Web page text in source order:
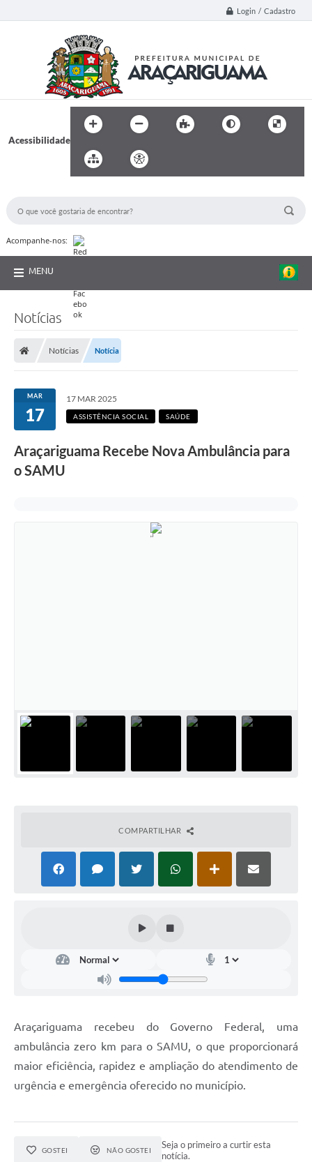
Login / Cadastro
Acessibilidade
Acompanhe-nos:
MENU
Notícias
Notícias Notícia
MAR
17
17 MAR 2025
ASSISTÊNCIA SOCIAL SAÚDE
Araçariguama Recebe Nova Ambulância para
o SAMU
COMPARTILHAR
Araçariguama recebeu do Governo Federal, uma
ambulância zero km para o SAMU, o que proporcionará
maior eficiência, rapidez e ampliação do atendimento de
urgência e emergência oferecido no município.
GOSTEI NÃO GOSTEI
Seja o primeiro a curtir esta
notícia.